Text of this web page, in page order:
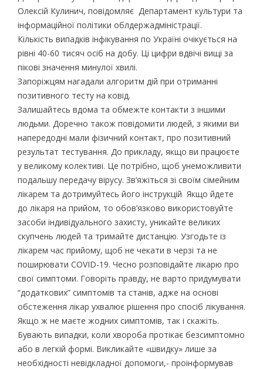
Олексій Кулинич, повідомляє Департамент культури та
інформаційної політики облдержадміністрації.
Кількість випадків інфікування по Україні очікується на
рівні 40-60 тисяч осіб на добу. Ці цифри вдвічі вищі за
пікові значення минулої хвилі.
Запоріжцям нагадали алгоритм дій при отриманні
позитивного тесту на ковід.
Залишайтесь вдома та обмежте контакти з іншими
людьми. Доречно також повідомити людей, з якими ви
напередодні мали фізичний контакт, про позитивний
результат тестування. До прикладу, якщо ви працюєте
у великому колективі. Це потрібно, щоб унеможливити
подальшу передачу вірусу. Зв’яжіться зі своїм сімейним
лікарем та дотримуйтесь його інструкцій Якщо йдете
до лікаря на прийом, то обов’язково використовуйте
засоби індивідуального захисту, уникайте великих
скупчень людей та тримайте дистанцію. Узгодьте із
лікарем час прийому, щоб не чекати в черзі та не
поширювати COVID-19. Чесно розповідайте лікарю про
свої симптоми. Говоріть правду, не варто придумувати
“додаткових” симптомів та станів, адже на основі
обстеження лікар ухвалює рішення про спосіб лікування.
Якщо ж не маєте жодних симптомів, так і скажіть.
Бувають випадки, коли хвороба протікає безсимптомно
або в легкій формі. Викликайте «швидку» лише за
необхідності невідкладної допомоги,- проінформував